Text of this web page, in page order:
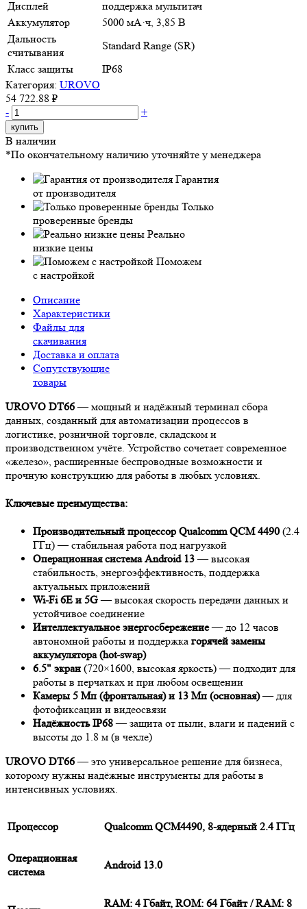
Дисплей
поддержка мультитач
Аккумулятор
5000 мА·ч, 3,85 В
Дальность
считывания
Standard Range (SR)
Класс защиты
IP68
Категория: UROVO
54 722.88 ₽
-
+
купить
В наличии
*По окончательному наличию уточняйте у менеджера
Гарантия
от производителя
Только
проверенные бренды
Реально
низкие цены
Поможем
с настройкой
Описание
Характеристики
Файлы для
скачивания
Доставка и оплата
Сопутствующие
товары
UROVO DT66— мощный и надёжный терминал сбора
данных, созданный для автоматизации процессов в
логистике, розничной торговле, складском и
производственном учёте. Устройство сочетает современное
«железо», расширенные беспроводные возможности и
прочную конструкцию для работы в любых условиях.
Ключевые преимущества:
Производительный процессор Qualcomm QCM 4490 (2.4
ГГц) — стабильная работа под нагрузкой
Операционная система Android 13— высокая
стабильность, энергоэффективность, поддержка
актуальных приложений
Wi-Fi 6E и 5G— высокая скорость передачи данных и
устойчивое соединение
Интеллектуальное энергосбережение— до 12 часов
автономной работы и поддержка горячей замены
аккумулятора (hot-swap)
6.5" экран (720×1600, высокая яркость) — подходит для
работы в перчатках и при любом освещении
Камеры 5 Мп (фронтальная) и 13 Мп (основная)— для
фотофиксации и видеосвязи
Надёжность IP68— защита от пыли, влаги и падений с
высоты до 1.8 м (в чехле)
UROVO DT66— это универсальное решение для бизнеса,
которому нужны надёжные инструменты для работы в
интенсивных условиях.
Процессор Qualcomm QCM4490, 8-ядерный 2.4 ГГц
Операционная
система
Android 13.0
RAM: 4 Гбайт, ROM: 64 Гбайт / RAM: 8